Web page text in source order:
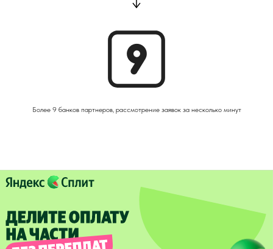
Более 9 банков партнеров, рассмотрение заявок за несколько минут